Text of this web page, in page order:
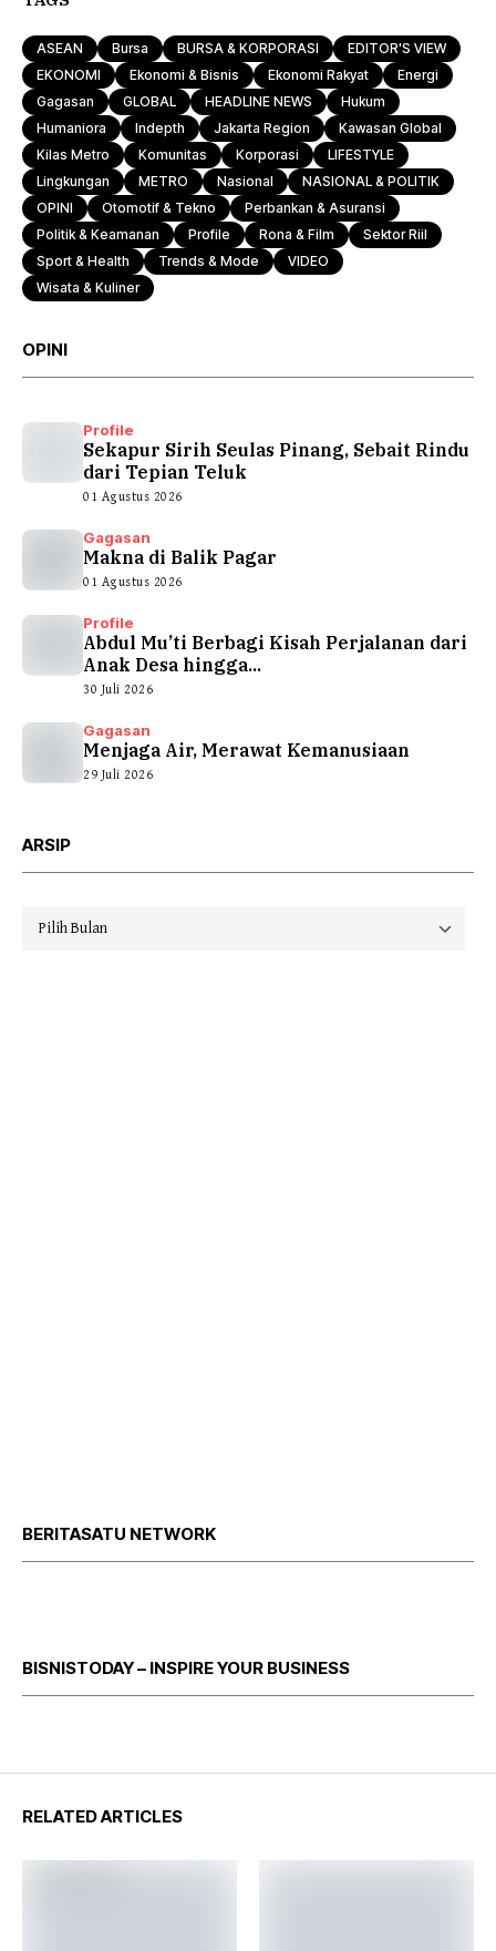
ASEAN Bursa BURSA & KORPORASI
EDITOR'S VIEW
EKONOMI
Ekonomi & Bisnis Ekonomi Rakyat
Energi
Gagasan
GLOBAL HEADLINE NEWS
Hukum
Humaniora
Indepth Jakarta Region
Kawasan Global
Kilas Metro
Komunitas Korporasi
LIFESTYLE
Lingkungan
METRO Nasional
NASIONAL & POLITIK
OPINI
Otomotif & Tekno
Perbankan & Asuransi
Politik & Keamanan
Profile Rona & Film
Sektor Riil
Sport & Health
Trends & Mode
VIDEO
Wisata & Kuliner
OPINI
Profile
Sekapur Sirih Seulas Pinang, Sebait Rindu
dari Tepian Teluk
01 Agustus 2026
Gagasan
Makna di Balik Pagar
01 Agustus 2026
Profile
Abdul Mu’ti Berbagi Kisah Perjalanan dari
Anak Desa hingga...
30 Juli 2026
Gagasan
Menjaga Air, Merawat Kemanusiaan
29 Juli 2026
ARSIP
Arsip
BERITASATU NETWORK
BISNISTODAY – INSPIRE YOUR BUSINESS
RELATED ARTICLES